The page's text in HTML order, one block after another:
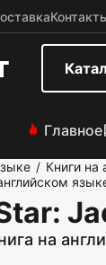
Главное
/ Книги на
:
на